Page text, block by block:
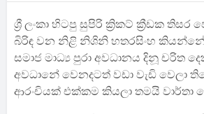
ශ්‍රී ලංකා හිටපු සුපිරි ක්‍රිකට් ක්‍රීඩක තිසර
බිරිඳ වන නිළි නිශිනි හතරසිංහ
සමාජ මාධ්‍ය පුරා අවධානය දිනූ චරිත
අවධානේ වෙනදටත් වඩා වැඩි වෙලා
ආරංචියක් එක්කම කියලා තමයි වාර්තා